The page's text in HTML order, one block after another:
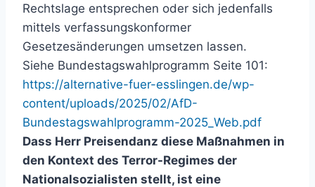
Rechtslage entsprechen oder sich jedenfalls
mittels verfassungskonformer
Gesetzesänderungen umsetzen lassen.
Siehe Bundestagswahlprogramm Seite 101:
https://alternative-fuer-esslingen.de/wp-
content/uploads/2025/02/AfD-
Bundestagswahlprogramm-2025_Web.pdf
Dass Herr Preisendanz diese Maßnahmen in
den Kontext des Terror-Regimes der
Nationalsozialisten stellt, ist eine